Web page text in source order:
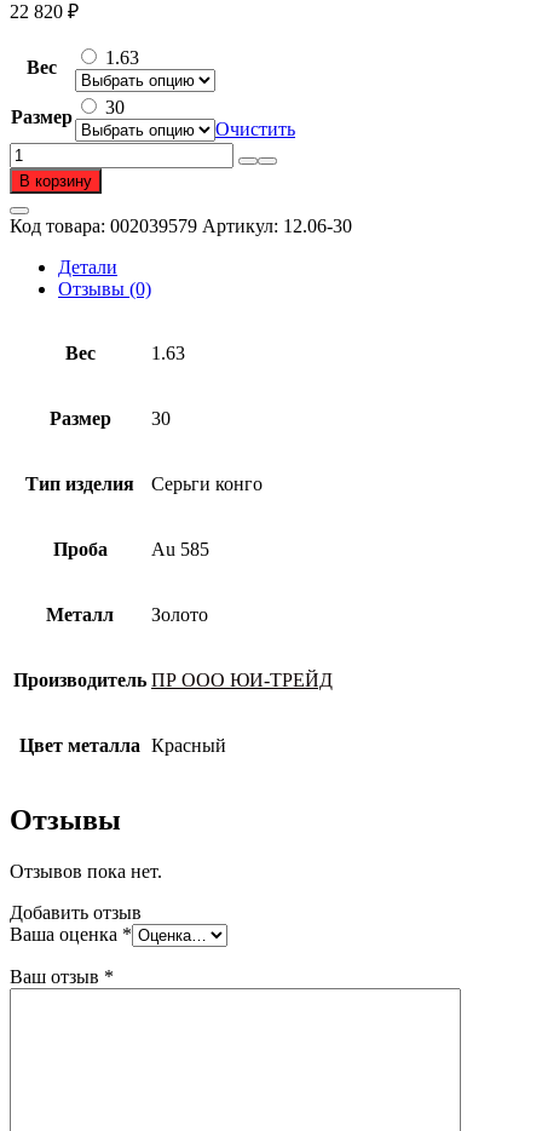
22 820 ₽
Вес 1.63
Размер
30
Очистить
Количество
товара
Серьги
конго
из
золота
пробы
В корзину
Код товара: 002039579 Артикул: 12.06-30
Детали
Отзывы (0)
Вес 1.63
Размер 30
Тип изделия Серьги конго
Проба Au 585
Металл Золото
Производитель ПР ООО ЮИ-ТРЕЙД
Цвет металла Красный
Отзывы
Отзывов пока нет.
Добавить отзыв
Ваша оценка *
Ваш отзыв *